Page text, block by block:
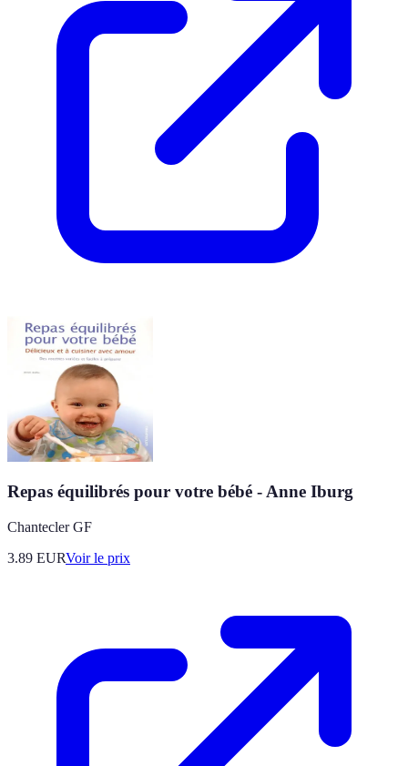
Repas équilibrés pour votre bébé - Anne Iburg
Chantecler GF
3.89 EURVoir le prix